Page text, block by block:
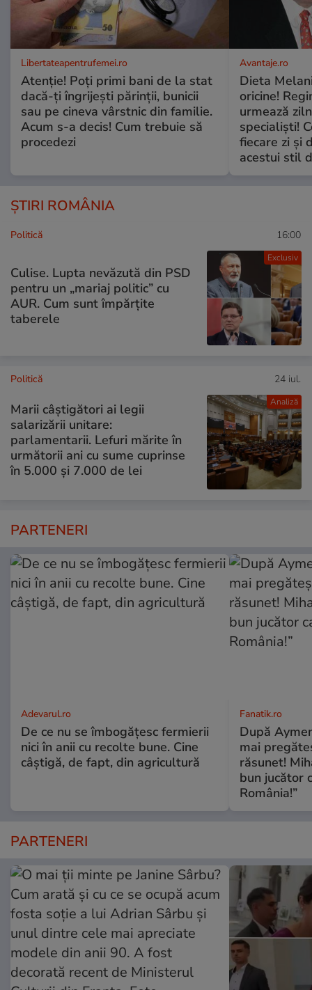
Libertateapentrufemei.ro
Atenție! Poți primi bani de la stat
dacă-ți îngrijești părinții, bunicii
sau pe cineva vârstnic din familie.
Acum s-a decis! Cum trebuie să
procedezi
Avantaje.ro
Dieta
oricine!
urmează
specialiști!
fiecare zi și
acestui stil
ȘTIRI ROMÂNIA
Exclusiv
Politică 16:00
Culise. Lupta nevăzută din PSD
pentru un „mariaj politic” cu
AUR. Cum sunt împărțite
taberele
Analiză
Politică 24 iul.
Marii câștigători ai legii
salarizării unitare:
parlamentarii. Lefuri mărite în
următorii ani cu sume cuprinse
în 5.000 și 7.000 de lei
PARTENERI
Adevarul.ro
De ce nu se îmbogățesc fermierii
nici în anii cu recolte bune. Cine
câștigă, de fapt, din agricultură
Fanatik.ro
După
mai
răsunet!
bun jucător
România!”
PARTENERI